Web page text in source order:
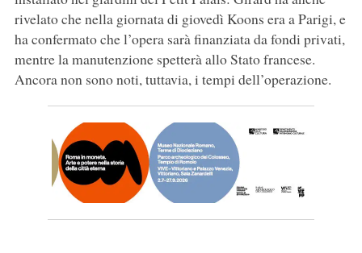
rivelato che nella giornata di giovedì Koons era a Parigi, e
ha confermato che l’opera sarà finanziata da fondi privati,
mentre la manutenzione spetterà allo Stato francese.
Ancora non sono noti, tuttavia, i tempi dell’operazione.